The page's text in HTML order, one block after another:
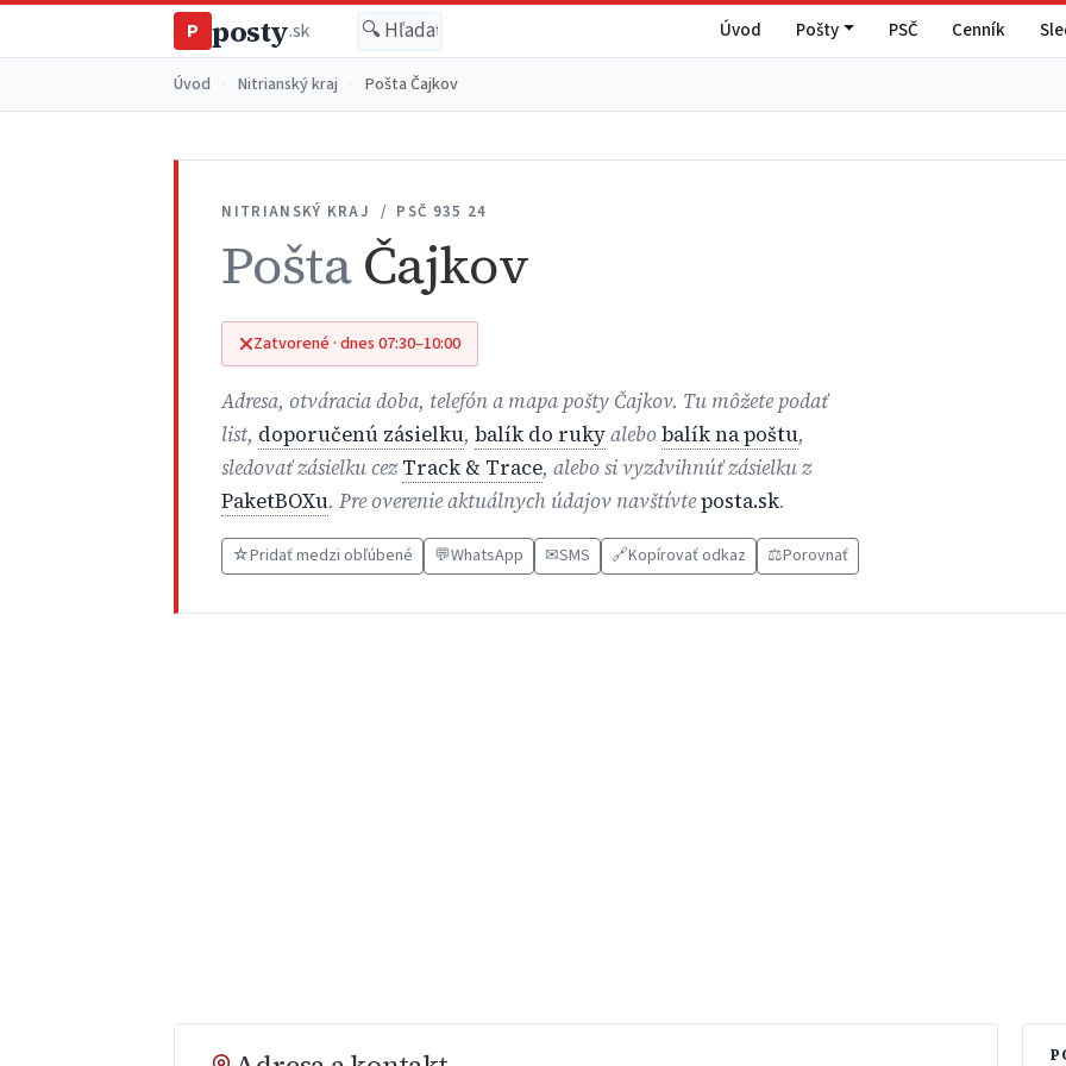
P posty.sk Úvod Pošty PSČ Cenník
Úvod Nitrianský kraj Pošta Čajkov
NITRIANSKÝ KRAJ / PSČ 935 24
PoštaČajkov
Zatvorené · dnes 07:30–10:00
Adresa, otváracia doba, telefón a mapa pošty Čajkov. Tu môžete podať
list, doporučenú zásielku,balík do rukyalebobalík na poštu,
sledovať zásielku cezTrack & Trace, alebo si vyzdvihnúť zásielku z
PaketBOXu. Pre overenie aktuálnych údajov navštívteposta.sk.
☆Pridať medzi obľúbené 💬WhatsApp ✉SMS 🔗Kopírovať odkaz ⚖️Porovnať